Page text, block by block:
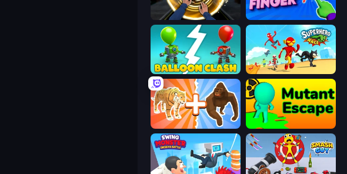
Professor Strange Magic Finger 3D
Balloon Clash Superhero Race!
Animal DNA Run Mutant Escape